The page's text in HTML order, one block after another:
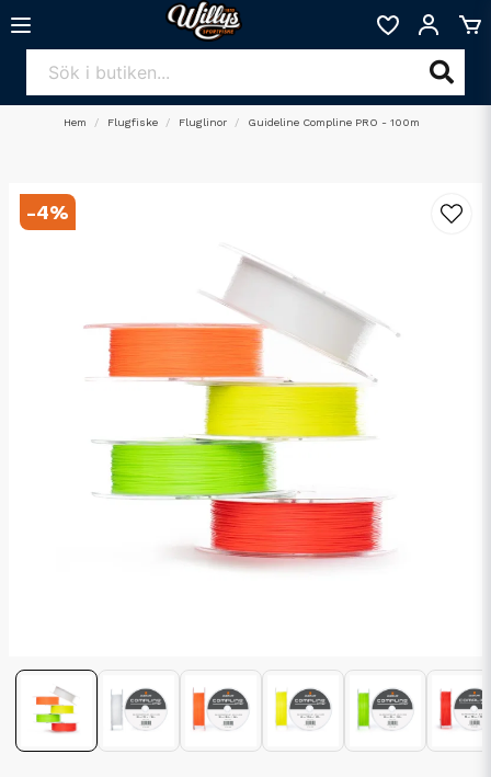
Hem Flugfiske Fluglinor Guideline Compline PRO - 100m
-4%